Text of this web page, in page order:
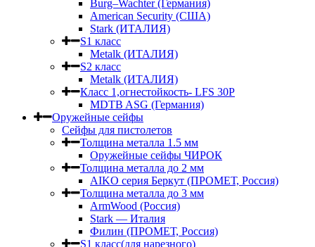
Burg–Wachter (Германия)
American Security (США)
Stark (ИТАЛИЯ)
S1 класс
Metalk (ИТАЛИЯ)
S2 класс
Metalk (ИТАЛИЯ)
Класс 1,огнестойкость- LFS 30P
MDTB ASG (Германия)
Оружейные сейфы
Сейфы для пистолетов
Толщина металла 1.5 мм
Оружейные сейфы ЧИРОК
Толщина металла до 2 мм
AIKO серия Беркут (ПРОМЕТ, Россия)
Толщина металла до 3 мм
ArmWood (Россия)
Stark — Италия
Филин (ПРОМЕТ, Россия)
S1 класс(для нарезного)